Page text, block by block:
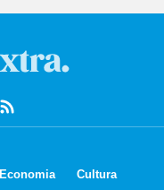
Economia
Cultura